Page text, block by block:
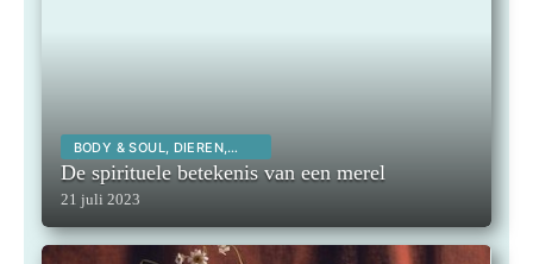
BODY & SOUL, DIEREN,
SPIRITUALITEIT,
De spirituele betekenis van een merel
21 juli 2023